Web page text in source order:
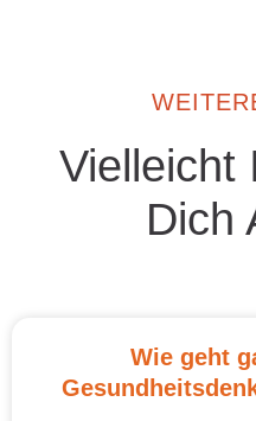
Vielleicht
Dich
Wie geht